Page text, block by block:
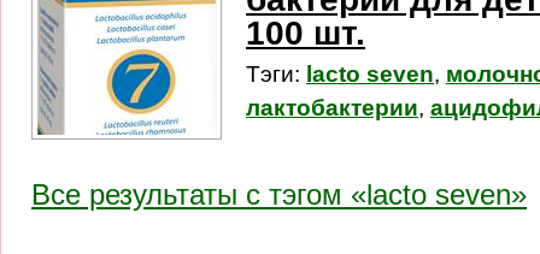
100 шт.
Тэги: lacto seven,
лактобактерии,
Все результаты c тэгом «lacto seven»